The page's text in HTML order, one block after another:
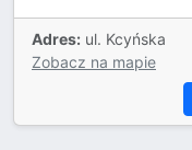
Adres: ul. Kcyńska
Zobacz na mapie